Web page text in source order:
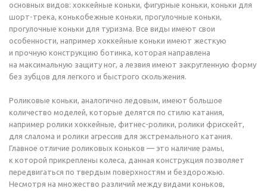
основных видов: хоккейные коньки, фигурные коньки, коньки для
шорт-трека, конькобежные коньки, прогулочные коньки,
прогулочные коньки для туризма. Все виды имеют свои
особенности, например хоккейные коньки имеют жесткую
и прочную конструкцию ботинка, которая направлена
на максимальную защиту ног, а лезвия имеют закругленную форму
без зубцов для легкого и быстрого скольжения.
Роликовые коньки, аналогично ледовым, имеют большое
количество моделей, которые делятся по стилю катания,
например ролики хоккейные, фитнес-ролики, ролики фрискейт,
для слалома и ролики агрессив для экстремального катания.
Главное отличие роликовых коньков — это наличие рамы,
к которой прикреплены колеса, данная конструкция позволяет
передвигаться по твердым поверхностям и бездорожью.
Несмотря на множество различий между видами коньков,